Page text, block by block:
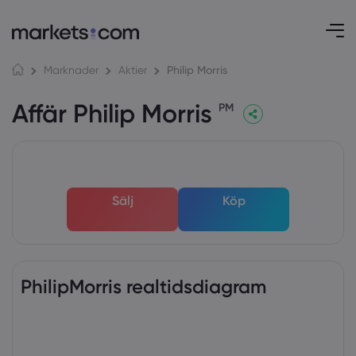
Marknader Aktier Philip Morris
Affär Philip Morris PM
Sälj Köp
PhilipMorris realtidsdiagram